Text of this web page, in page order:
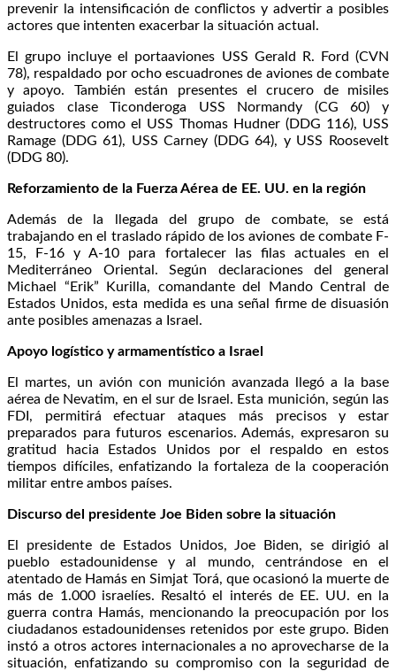
prevenir la intensificación de conflictos y advertir a posibles
actores que intenten exacerbar la situación actual.
El grupo incluye el portaaviones USS Gerald R. Ford (CVN
78), respaldado por ocho escuadrones de aviones de combate
y apoyo. También están presentes el crucero de misiles
guiados clase Ticonderoga USS Normandy (CG 60) y
destructores como el USS Thomas Hudner (DDG 116), USS
Ramage (DDG 61), USS Carney (DDG 64), y USS Roosevelt
(DDG 80).
Reforzamiento de la Fuerza Aérea de EE. UU. en la región
Además de la llegada del grupo de combate, se está
trabajando en el traslado rápido de los aviones de combate F-
15, F-16 y A-10 para fortalecer las filas actuales en el
Mediterráneo Oriental. Según declaraciones del general
Michael “Erik” Kurilla, comandante del Mando Central de
Estados Unidos, esta medida es una señal firme de disuasión
ante posibles amenazas a Israel.
Apoyo logístico y armamentístico a Israel
El martes, un avión con munición avanzada llegó a la base
aérea de Nevatim, en el sur de Israel. Esta munición, según las
FDI, permitirá efectuar ataques más precisos y estar
preparados para futuros escenarios. Además, expresaron su
gratitud hacia Estados Unidos por el respaldo en estos
tiempos difíciles, enfatizando la fortaleza de la cooperación
militar entre ambos países.
Discurso del presidente Joe Biden sobre la situación
El presidente de Estados Unidos, Joe Biden, se dirigió al
pueblo estadounidense y al mundo, centrándose en el
atentado de Hamás en Simjat Torá, que ocasionó la muerte de
más de 1.000 israelíes. Resaltó el interés de EE. UU. en la
guerra contra Hamás, mencionando la preocupación por los
ciudadanos estadounidenses retenidos por este grupo. Biden
instó a otros actores internacionales a no aprovecharse de la
situación, enfatizando su compromiso con la seguridad de